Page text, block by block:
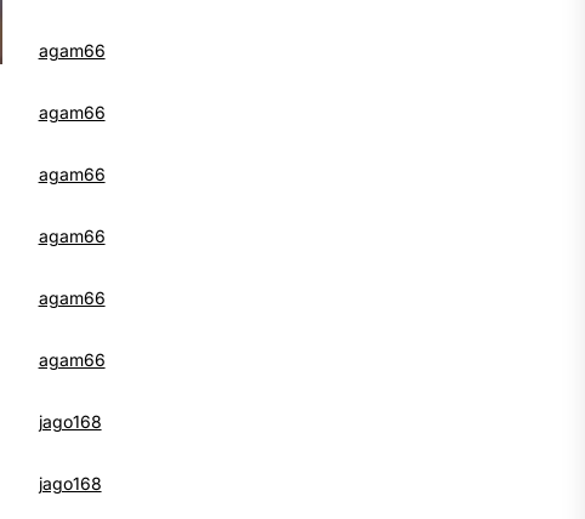
agam66
agam66
agam66
agam66
agam66
agam66
jago168
jago168